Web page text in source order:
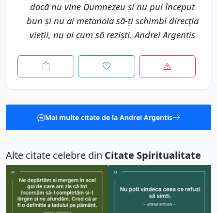
dacă nu vine Dumnezeu și nu pui început
bun și nu ai metanoia să-ți schimbi direcția
vieții, nu ai cum să rezişti. Andrei Argentis
Mai multe citate de la Andrei Argentis
Alte citate celebre din Citate Spiritualitate